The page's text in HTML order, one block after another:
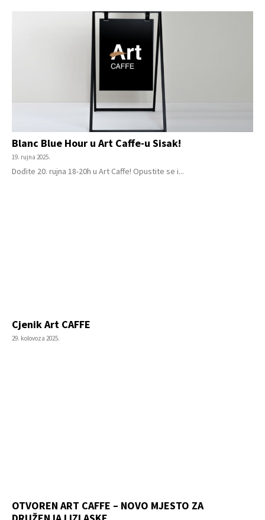
Blanc Blue Hour u Art Caffe-u Sisak!
19. rujna 2025.
Dođite 20. rujna 18-20h u Art Caffe! Opustite se i...
Cjenik Art CAFFE
29. kolovoza 2025.
OTVOREN ART CAFFE – NOVO MJESTO ZA